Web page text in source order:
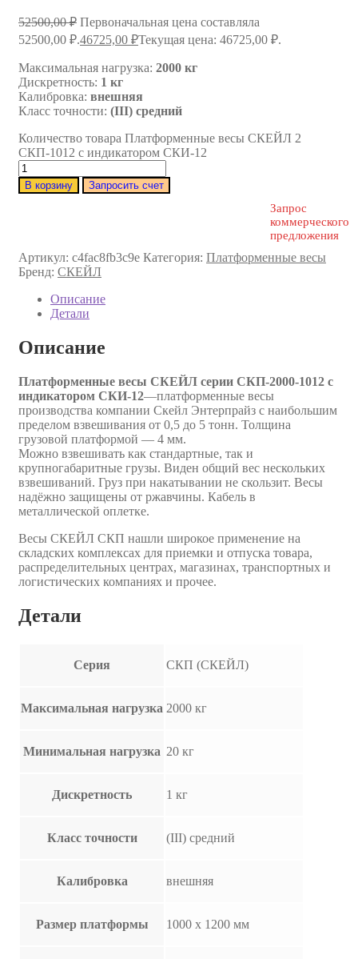
52500,00₽ Первоначальная цена составляла
52500,00 ₽.46725,00 ₽Текущая цена: 46725,00 ₽.
Максимальная нагрузка: 2000 кг
Дискретность: 1 кг
Калибровка: внешняя
Класс точности: (III) средний
Количество товара Платформенные весы СКЕЙЛ 2
СКП-1012 с индикатором СКИ-12
В корзину Запросить счет
Запрос
коммерческого
предложения
Артикул: c4fac8fb3c9e Категория: Платформенные весы
Бренд: СКЕЙЛ
Описание
Детали
Описание
Платформенные весы СКЕЙЛ серии СКП-2000-1012 с
индикатором СКИ-12—платформенные весы
производства компании Скейл Энтерпрайз с наибольшим
пределом взвешивания от 0,5 до 5 тонн. Толщина
грузовой платформой — 4 мм.
Можно взвешивать как стандартные, так и
крупногабаритные грузы. Виден общий вес нескольких
взвешиваний. Груз при накатывании не скользит. Весы
надёжно защищены от ржавчины. Кабель в
металлической оплетке.
Весы СКЕЙЛ СКП нашли широкое применение на
складских комплексах для приемки и отпуска товара,
распределительных центрах, магазинах, транспортных и
логистических компаниях и прочее.
Детали
Серия СКП (СКЕЙЛ)
Максимальная нагрузка 2000 кг
Минимальная нагрузка 20 кг
Дискретность 1 кг
Класс точности (III) средний
Калибровка внешняя
Размер платформы 1000 х 1200 мм